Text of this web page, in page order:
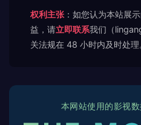
权利主张 ：如您认为本站展
益，请立即联系我们（
关法规在 48 小时内及时处理
本网站使用的影视